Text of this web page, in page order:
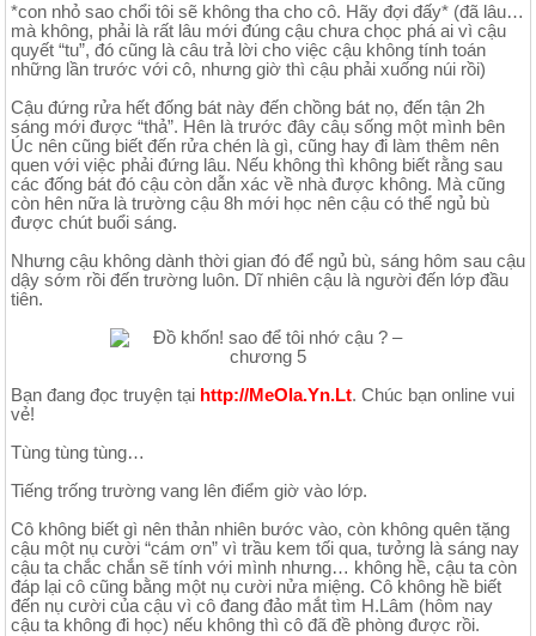
*con nhỏ sao chổi tôi sẽ không tha cho cô. Hãy đợi đấy* (đã lâu…
mà không, phải là rất lâu mới đúng cậu chưa chọc phá ai vì cậu
quyết “tu”, đó cũng là câu trả lời cho việc cậu không tính toán
những lần trước với cô, nhưng giờ thì cậu phải xuống núi rồi)
Cậu đứng rửa hết đống bát này đến chồng bát nọ, đến tận 2h
sáng mới được “thả”. Hên là trước đây câụ sống một mình bên
Úc nên cũng biết đến rửa chén là gì, cũng hay đi làm thêm nên
quen với việc phải đứng lâu. Nếu không thì không biết rằng sau
các đống bát đó cậu còn dẫn xác về nhà được không. Mà cũng
còn hên nữa là trường cậu 8h mới học nên cậu có thể ngủ bù
được chút buổi sáng.
Nhưng cậu không dành thời gian đó để ngủ bù, sáng hôm sau cậu
dậy sớm rồi đến trường luôn. Dĩ nhiên cậu là người đến lớp đầu
tiên.
Bạn đang đọc truyện tại http://MeOla.Yn.Lt. Chúc bạn online vui
vẻ!
Tùng tùng tùng…
Tiếng trống trường vang lên điểm giờ vào lớp.
Cô không biết gì nên thản nhiên bước vào, còn không quên tặng
cậu một nụ cười “cám ơn” vì trầu kem tối qua, tưởng là sáng nay
cậu ta chắc chắn sẽ tính với mình nhưng… không hề, cậu ta còn
đáp lại cô cũng bằng một nụ cười nửa miệng. Cô không hề biết
đến nụ cười của cậu vì cô đang đảo mắt tìm H.Lâm (hôm nay
cậu ta không đi học) nếu không thì cô đã đề phòng được rồi.